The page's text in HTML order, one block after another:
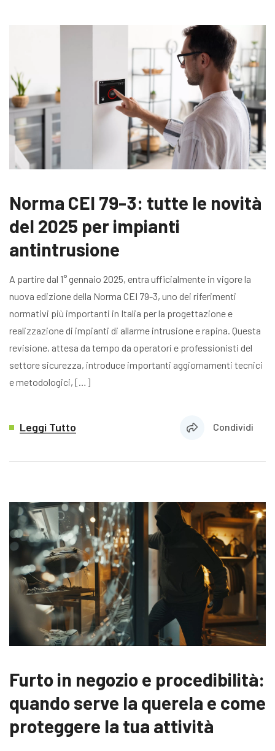
Norma CEI 79-3: tutte le novità
del 2025 per impianti
antintrusione
A partire dal 1° gennaio 2025, entra ufficialmente in vigore la
nuova edizione della Norma CEI 79-3, uno dei riferimenti
normativi più importanti in Italia per la progettazione e
realizzazione di impianti di allarme intrusione e rapina. Questa
revisione, attesa da tempo da operatori e professionisti del
settore sicurezza, introduce importanti aggiornamenti tecnici
e metodologici, […]
Leggi Tutto Condividi
Furto in negozio e procedibilità:
quando serve la querela e come
proteggere la tua attività